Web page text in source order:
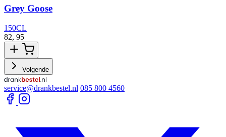
Grey Goose
150CL
82, 95
Volgende
service@drankbestel.nl 085 800 4560